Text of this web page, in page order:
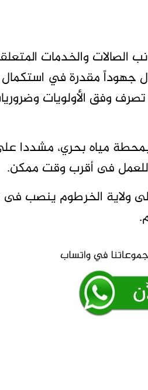
الصالات والخدمات
جهوداً مقدرة في
وفق الأولويات
مياه بحري، مشددا
للعمل فى أقرب وقت ممكن.
ولاية الخرطوم ينصب فى